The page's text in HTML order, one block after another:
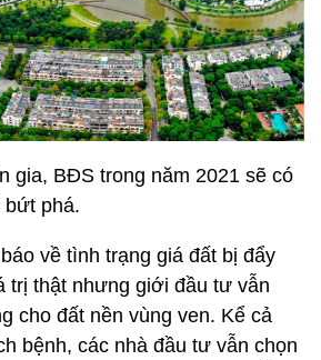
gia, BĐS trong năm 2021 sẽ có
bứt phá.
về tình trạng giá đất bị đẩy
trị thật nhưng giới đầu tư vẫn
cho đất nền vùng ven. Kể cả
bệnh, các nhà đầu tư vẫn chọn